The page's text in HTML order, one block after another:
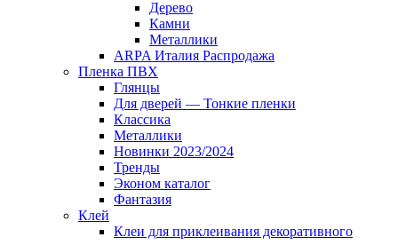
Дерево
Камни
Металлики
ARPA Италия Распродажа
Пленка ПВХ
Глянцы
Для дверей — Тонкие пленки
Классика
Металлики
Новинки 2023/2024
Тренды
Эконом каталог
Фантазия
Клей
Клеи для приклеивания декоративного